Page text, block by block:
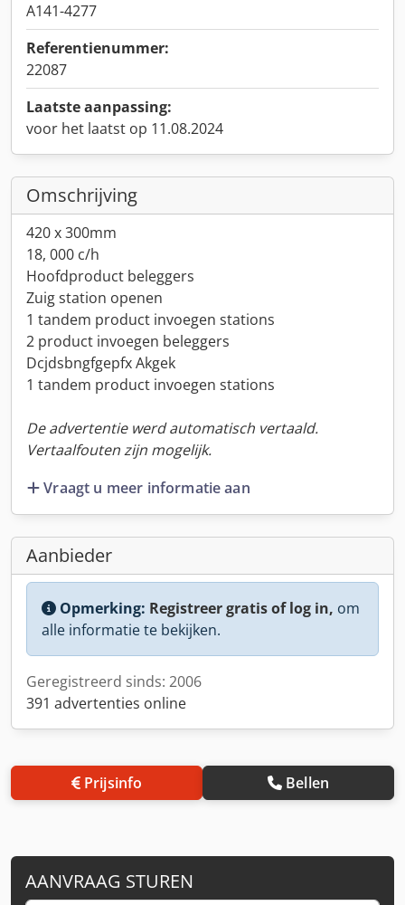
A141-4277
Referentienummer:
22087
Laatste aanpassing:
voor het laatst op 11.08.2024
Omschrijving
420 x 300mm
18, 000 c/h
Hoofdproduct beleggers
Zuig station openen
1 tandem product invoegen stations
2 product invoegen beleggers
Dcjdsbngfgepfx Akgek
1 tandem product invoegen stations
De advertentie werd automatisch vertaald.
Vertaalfouten zijn mogelijk.
Vraagt u meer informatie aan
Aanbieder
Opmerking: Registreer gratis of log in, om
alle informatie te bekijken.
Geregistreerd sinds: 2006
391 advertenties online
Prijsinfo Bellen
AANVRAAG STUREN